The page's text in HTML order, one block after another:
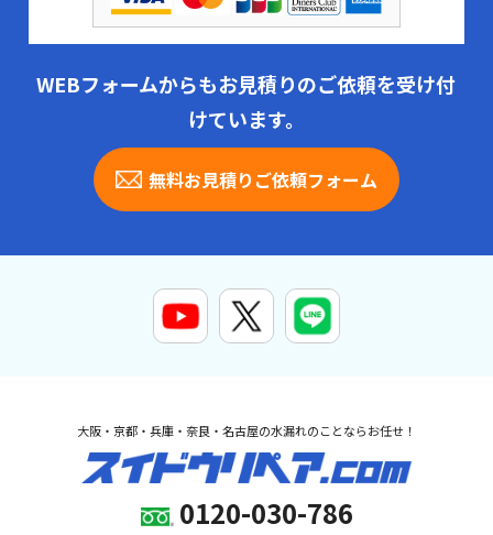
WEBフォームからもお見積りのご依頼を受け付
けています。
無料お見積りご依頼フォーム
大阪・京都・兵庫・奈良・名古屋の水漏れのことならお任せ！
0120-030-786